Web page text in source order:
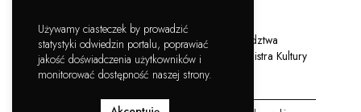
Filharmonia Pomorska jest instytucją kultury Województwa
Kujawsko-Pomorskiego, współprowadzoną przez Ministra Kultury
i Dziedzictwa Narodowego.
Używamy ciasteczek by prowadzić
statystyki odwiedzin portalu, poprawiać
jakość doświadczenia użytkowników i
monitorować dostępność naszej strony.